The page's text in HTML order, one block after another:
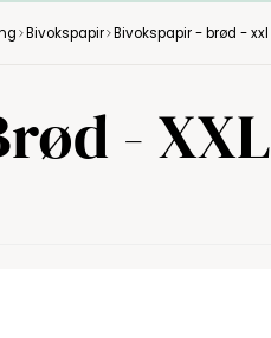
Bivokspapir Bivokspapir - brød - xxl
- XXL